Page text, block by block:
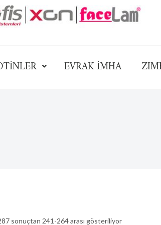
EVRAK İMHA
sonuçtan 241-264 arası gösteriliyor